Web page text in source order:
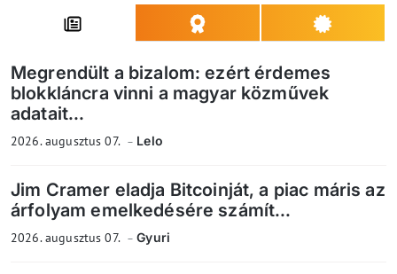
Megrendült a bizalom: ezért érdemes
blokkláncra vinni a magyar közművek
adatait...
2026. augusztus 07. Lelo
Jim Cramer eladja Bitcoinját, a piac máris az
árfolyam emelkedésére számít...
2026. augusztus 07. Gyuri